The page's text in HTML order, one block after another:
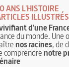
ANS L'HISTOIRE
ILLUSTRÉS
d'une
du monde. Une
nos racines, de
comprendrenotre